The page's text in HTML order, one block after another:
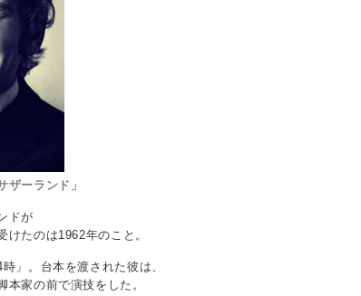
ザーランド」
ドが
けたのは1962年のこと。
」。台本を渡された彼は、
本家の前で演技をした。